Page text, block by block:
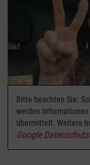
Bitte beachten Sie:
werden
übermittelt. Weitere
Google